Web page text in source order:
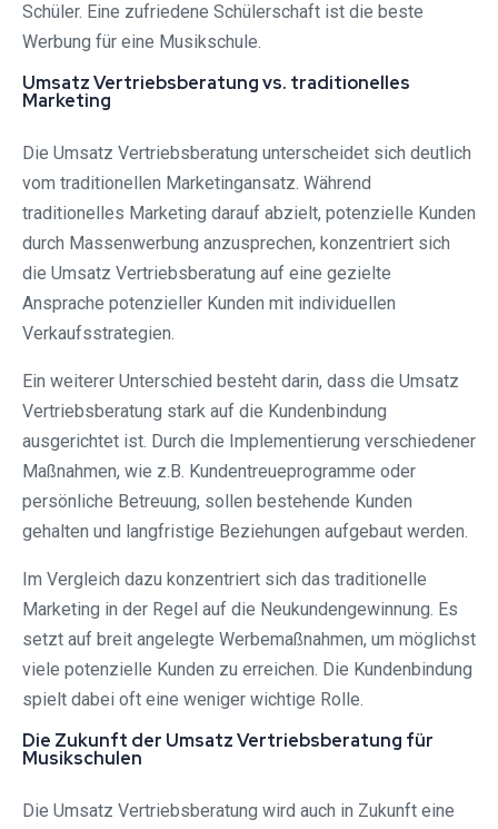
Schüler. Eine zufriedene Schülerschaft ist die beste
Werbung für eine Musikschule.
Umsatz Vertriebsberatung vs. traditionelles
Marketing
Die Umsatz Vertriebsberatung unterscheidet sich deutlich
vom traditionellen Marketingansatz. Während
traditionelles Marketing darauf abzielt, potenzielle Kunden
durch Massenwerbung anzusprechen, konzentriert sich
die Umsatz Vertriebsberatung auf eine gezielte
Ansprache potenzieller Kunden mit individuellen
Verkaufsstrategien.
Ein weiterer Unterschied besteht darin, dass die Umsatz
Vertriebsberatung stark auf die Kundenbindung
ausgerichtet ist. Durch die Implementierung verschiedener
Maßnahmen, wie z.B. Kundentreueprogramme oder
persönliche Betreuung, sollen bestehende Kunden
gehalten und langfristige Beziehungen aufgebaut werden.
Im Vergleich dazu konzentriert sich das traditionelle
Marketing in der Regel auf die Neukundengewinnung. Es
setzt auf breit angelegte Werbemaßnahmen, um möglichst
viele potenzielle Kunden zu erreichen. Die Kundenbindung
spielt dabei oft eine weniger wichtige Rolle.
Die Zukunft der Umsatz Vertriebsberatung für
Musikschulen
Die Umsatz Vertriebsberatung wird auch in Zukunft eine